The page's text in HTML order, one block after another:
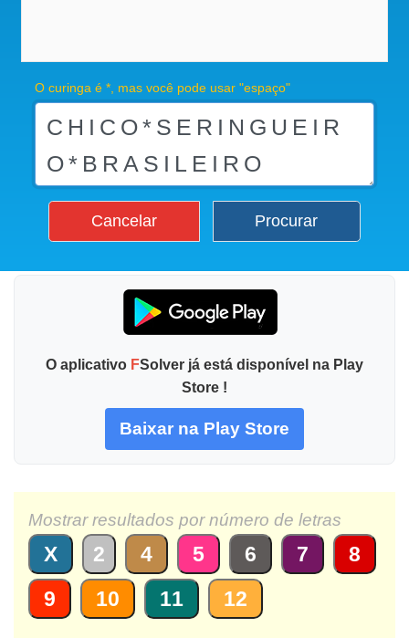
O curinga é *, mas você pode usar "espaço"
Cancelar Procurar
O aplicativo FSolver já está disponível na Play
Store !
Baixar na Play Store
Mostrar resultados por número de letras
X 2 4 5 6 7
8
9
10 11 12